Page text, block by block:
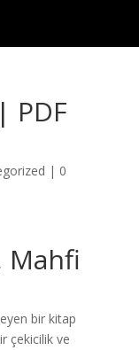
PDF
| 0
Mahfi
bir kitap
çekicilik ve